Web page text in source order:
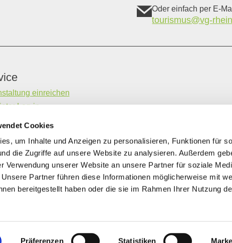
Cookies
um Inhalte und Anzeigen zu personalisieren, Funktionen für
die Zugriffe auf unsere Website zu analysieren. Außerdem
Verwendung unserer Website an unsere Partner für soziale
Partner führen diese Informationen möglicherweise mit
bereitgestellt haben oder die sie im Rahmen Ihrer Nutzung
Präferenzen Statistiken
Oder einfach per E-
tourismus@vg-
einreichen
Log-in
EUROPÄISCHE UNION